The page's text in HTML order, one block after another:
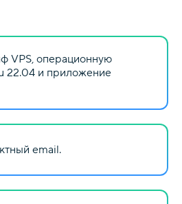
VPS, операционную
22.04 и приложение
email.